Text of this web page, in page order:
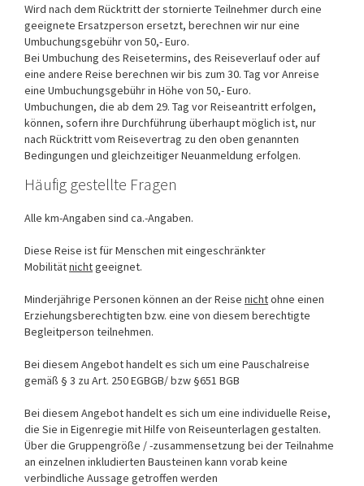
Wird nach dem Rücktritt der stornierte Teilnehmer durch eine
geeignete Ersatzperson ersetzt, berechnen wir nur eine
Umbuchungsgebühr von 50,- Euro.
Bei Umbuchung des Reisetermins, des Reiseverlauf oder auf
eine andere Reise berechnen wir bis zum 30. Tag vor Anreise
eine Umbuchungsgebühr in Höhe von 50,- Euro.
Umbuchungen, die ab dem 29. Tag vor Reiseantritt erfolgen,
können, sofern ihre Durchführung überhaupt möglich ist, nur
nach Rücktritt vom Reisevertrag zu den oben genannten
Bedingungen und gleichzeitiger Neuanmeldung erfolgen.
Häufig gestellte Fragen
Alle km-Angaben sind ca.-Angaben.
Diese Reise ist für Menschen mit eingeschränkter
Mobilitätnichtgeeignet.
Minderjährige Personen können an der Reise nichtohne einen
Erziehungsberechtigten bzw. eine von diesem berechtigte
Begleitperson teilnehmen.
Bei diesem Angebot handelt es sich um eine Pauschalreise
gemäß § 3 zu Art. 250 EGBGB/ bzw §651 BGB
Bei diesem Angebot handelt es sich um eine individuelle Reise,
die Sie in Eigenregie mit Hilfe von Reiseunterlagen gestalten.
Über die Gruppengröße / -zusammensetzung bei der Teilnahme
an einzelnen inkludierten Bausteinen kann vorab keine
verbindliche Aussage getroffen werden